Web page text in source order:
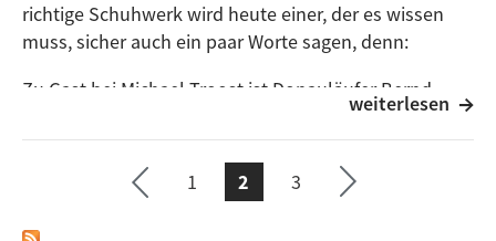
Parov Stelar feat Marvin Gaye
Keep On Dancing (Makossa & Megablast Extended
Disco Version)
richtige Schuhwerk wird heute einer, der es wissen
muss, sicher auch ein paar Worte sagen, denn:
Zu Gast bei Michael Troost ist Donauläufer Bernd
Hummel. Er ist langjähriges Alpenvereinsmitglied,
Ausdauerextremsportler und in Ulmer Kreisen
hauptsächlich bekannt als "Donauläufer", der den
Fluss nun schon zweimal auf seiner ganzen Länge
abgelaufen ist - 2002 als Solist, 2007 im Zuge des
weiterlesen
SEITEN
1 2 3
ächs
te
e ›